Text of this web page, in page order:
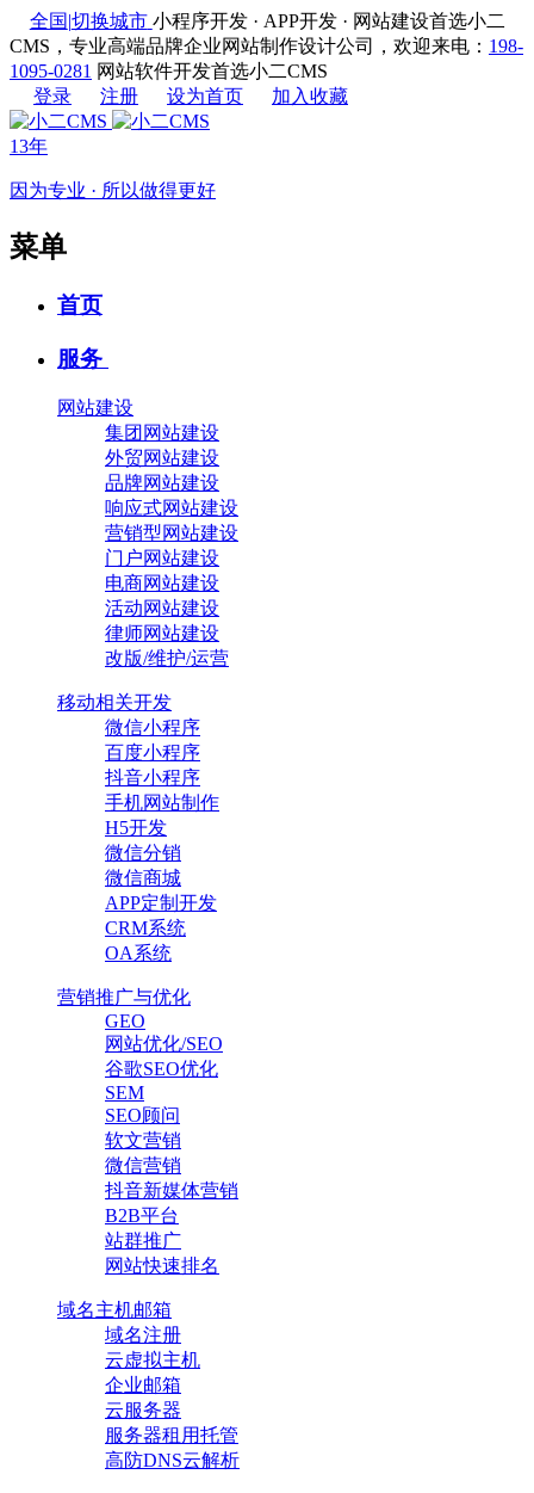
全国|切换城市 小程序开发 · APP开发 · 网站建设首选小二
CMS，专业高端品牌企业网站制作设计公司，欢迎来电： 198-
1095-0281 网站软件开发首选小二CMS
登录
注册 设为首页 加入收藏
13年
因为专业 · 所以做得更好
菜单
首页
服务
网站建设
集团网站建设
外贸网站建设
品牌网站建设
响应式网站建设
营销型网站建设
门户网站建设
电商网站建设
活动网站建设
律师网站建设
改版/维护/运营
移动相关开发
微信小程序
百度小程序
抖音小程序
手机网站制作
H5开发
微信分销
微信商城
APP定制开发
CRM系统
OA系统
营销推广与优化
GEO
网站优化/SEO
谷歌SEO优化
SEM
SEO顾问
软文营销
微信营销
抖音新媒体营销
B2B平台
站群推广
网站快速排名
域名主机邮箱
域名注册
云虚拟主机
企业邮箱
云服务器
服务器租用托管
高防DNS云解析